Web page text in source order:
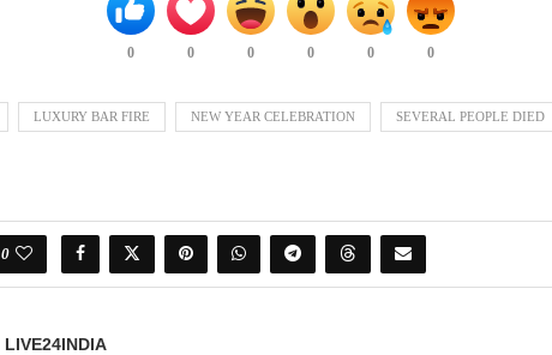
0 0 0 0 0 0
LUXURY BAR FIRE NEW YEAR CELEBRATION SEVERAL PEOPLE DIED
0
LIVE24INDIA